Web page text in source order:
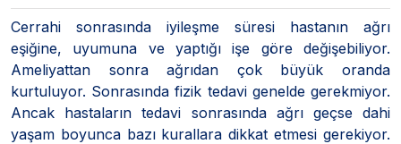
Cerrahi sonrasında iyileşme süresi hastanın ağrı
eşiğine, uyumuna ve yaptığı işe göre değişebiliyor.
Ameliyattan sonra ağrıdan çok büyük oranda
kurtuluyor. Sonrasında fizik tedavi genelde gerekmiyor.
Ancak hastaların tedavi sonrasında ağrı geçse dahi
yaşam boyunca bazı kurallara dikkat etmesi gerekiyor.